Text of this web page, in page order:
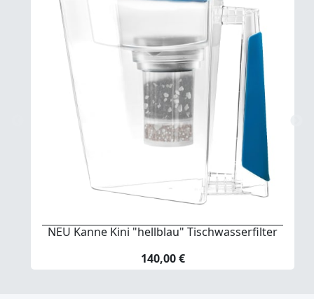
NEU Kanne Kini "hellblau" Tischwasserfilter
140,00 €